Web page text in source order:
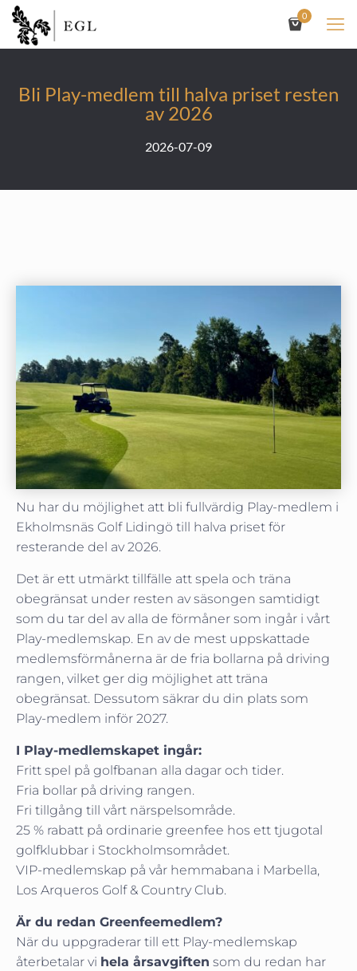
0
Bli Play-medlem till halva priset resten
av 2026
2026-07-09
Nu har du möjlighet att bli fullvärdig Play-medlem i
Ekholmsnäs Golf Lidingö till halva priset för
resterande del av 2026.
Det är ett utmärkt tillfälle att spela och träna
obegränsat under resten av säsongen samtidigt
som du tar del av alla de förmåner som ingår i vårt
Play-medlemskap. En av de mest uppskattade
medlemsförmånerna är de fria bollarna på driving
rangen, vilket ger dig möjlighet att träna
obegränsat. Dessutom säkrar du din plats som
Play-medlem inför 2027.
I Play-medlemskapet ingår:
Fritt spel på golfbanan alla dagar och tider.
Fria bollar på driving rangen.
Fri tillgång till vårt närspelsområde.
25 % rabatt på ordinarie greenfee hos ett tjugotal
golfklubbar i Stockholmsområdet.
VIP-medlemskap på vår hemmabana i Marbella,
Los Arqueros Golf & Country Club.
Är du redan Greenfeemedlem?
När du uppgraderar till ett Play-medlemskap
återbetalar vi hela årsavgiften som du redan har